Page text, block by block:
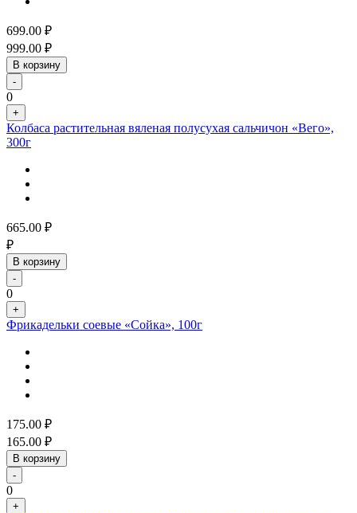
699.00 ₽
999.00 ₽
В корзину
-
0
+
Колбаса растительная вяленая полусухая сальчичон «Вего»,
300г
665.00 ₽
₽
В корзину
-
0
+
Фрикадельки соевые «Сойка», 100г
175.00 ₽
165.00 ₽
В корзину
-
0
+